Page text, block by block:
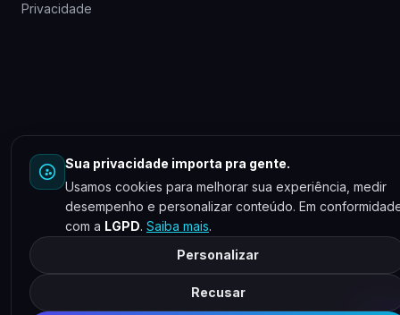
Privacidade
Sua privacidade importa pra gente.
Usamos cookies para melhorar sua experiência, medir
desempenho e personalizar conteúdo. Em
com a LGPD. Saiba mais.
Personalizar
Recusar